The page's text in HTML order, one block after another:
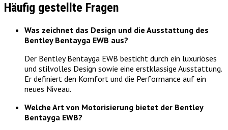
Häufig gestellte Fragen
Was zeichnet das Design und die Ausstattung des
Bentley Bentayga EWB aus?
Der Bentley Bentayga EWB besticht durch ein luxuriöses
und stilvolles Design sowie eine erstklassige Ausstattung.
Er definiert den Komfort und die Performance auf ein
neues Niveau.
Welche Art von Motorisierung bietet der Bentley
Bentayga EWB?